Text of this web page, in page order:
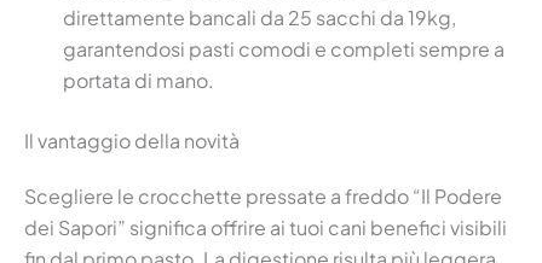
direttamente bancali da 25 sacchi da 19kg,
garantendosi pasti comodi e completi sempre a
portata di mano.
Il vantaggio della novità
Scegliere le crocchette pressate a freddo “Il Podere
dei Sapori” significa offrire ai tuoi cani benefici visibili